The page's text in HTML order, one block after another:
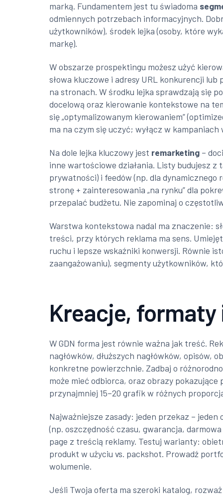
marką. Fundamentem jest tu świadoma
odmiennych potrzebach informacyjnych.
użytkowników), środek lejka (osoby, które
markę).
W obszarze prospektingu możesz użyć
słowa kluczowe i adresy URL konkurencji
na stronach. W środku lejka sprawdzają się
docelową oraz kierowanie kontekstowe na
się „optymalizowanym kierowaniem”
ma na czym się uczyć; wyłącz w
Na dole lejka kluczowy jest remarketing –
inne wartościowe działania. Listy budujesz z
prywatności) i feedów (np. dla
stronę + zainteresowania „na rynku” dla
przepalać budżetu. Nie zapominaj o
Warstwa kontekstowa nadal ma znaczenie:
treści, przy których reklama ma sens.
ruchu i lepsze wskaźniki konwersji. Równie
zaangażowaniu), segmenty użytkowników,
Kreacje,
W GDN forma jest równie ważna jak treść.
nagłówków, dłuższych nagłówków, opisów,
konkretne powierzchnie. Zadbaj o
może mieć odbiorca, oraz obrazy
przynajmniej 15–20 grafik w różnych
Najważniejsze zasady: jeden przekaz –
(np. oszczędność czasu, gwarancja,
page z treścią reklamy. Testuj warianty:
produkt w użyciu vs. packshot. Prowadź
wolumenie.
Jeśli Twoja oferta ma szeroki katalog,